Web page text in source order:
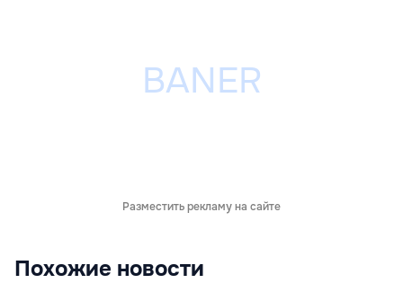
Разместить рекламу на сайте
Похожие новости